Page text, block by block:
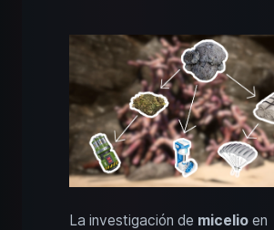
La investigación de micelio en